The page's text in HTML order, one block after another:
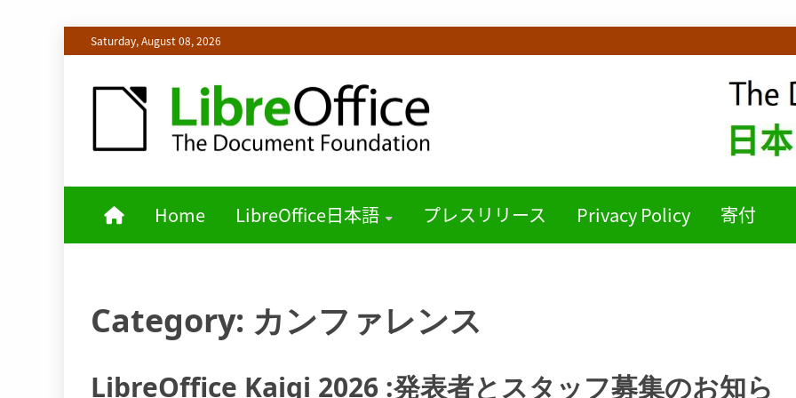
Skip
content
Saturday, August 08, 2026
LIBREOFFICE日本語チーム
Home LibreOffice日本語 プレスリリース Privacy Policy 寄付
Category: カンファレンス
LibreOffice Kaigi 2026 :発表者とスタッフ募集のお知ら